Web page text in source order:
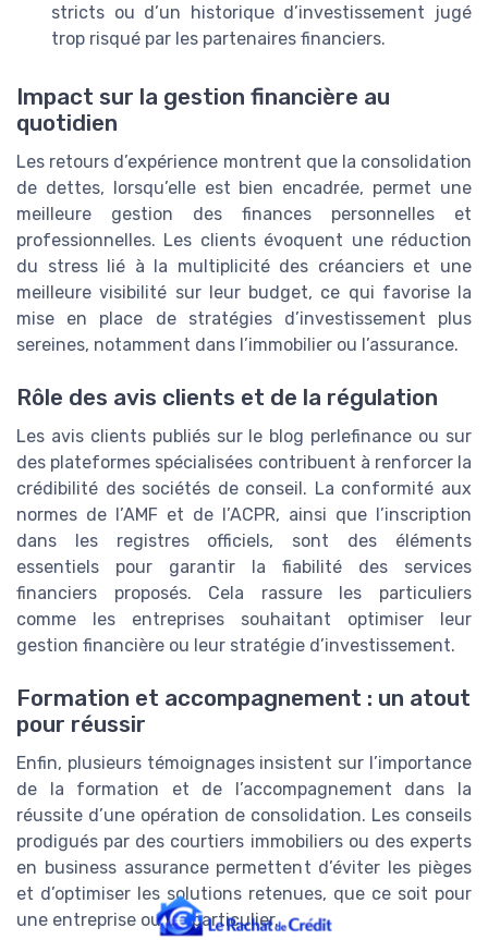
stricts ou d’un historique d’investissement jugé
trop risqué par les partenaires financiers.
Impact sur la gestion financière au
quotidien
Les retours d’expérience montrent que la consolidation
de dettes, lorsqu’elle est bien encadrée, permet une
meilleure gestion des finances personnelles et
professionnelles. Les clients évoquent une réduction
du stress lié à la multiplicité des créanciers et une
meilleure visibilité sur leur budget, ce qui favorise la
mise en place de stratégies d’investissement plus
sereines, notamment dans l’immobilier ou l’assurance.
Rôle des avis clients et de la régulation
Les avis clients publiés sur le blog perlefinance ou sur
des plateformes spécialisées contribuent à renforcer la
crédibilité des sociétés de conseil. La conformité aux
normes de l’AMF et de l’ACPR, ainsi que l’inscription
dans les registres officiels, sont des éléments
essentiels pour garantir la fiabilité des services
financiers proposés. Cela rassure les particuliers
comme les entreprises souhaitant optimiser leur
gestion financière ou leur stratégie d’investissement.
Formation et accompagnement : un atout
pour réussir
Enfin, plusieurs témoignages insistent sur l’importance
de la formation et de l’accompagnement dans la
réussite d’une opération de consolidation. Les conseils
prodigués par des courtiers immobiliers ou des experts
en business assurance permettent d’éviter les pièges
et d’optimiser les solutions retenues, que ce soit pour
une entreprise ou un particulier.